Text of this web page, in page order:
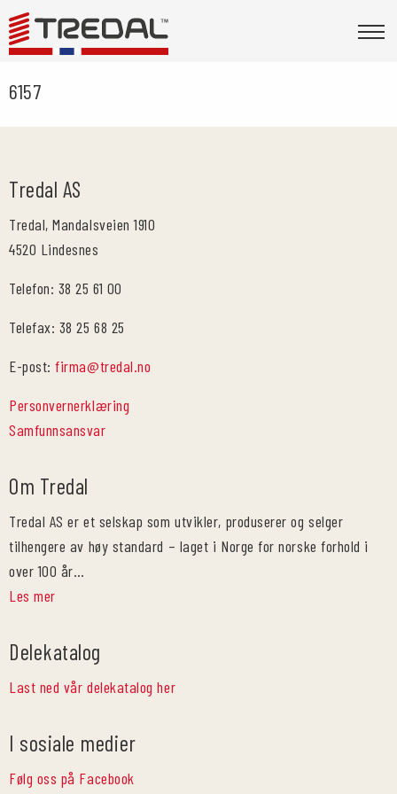
6157
Tredal AS
Tredal, Mandalsveien 1910
4520 Lindesnes
Telefon: 38 25 61 00
Telefax: 38 25 68 25
E-post:firma@tredal.no
Personvernerklæring
Samfunnsansvar
Om Tredal
Tredal AS er et selskap som utvikler, produserer og selger
tilhengere av høy standard – laget i Norge for norske forhold i
over 100 år…
Les mer
Delekatalog
Last ned vår delekatalog her
I sosiale medier
Følg oss på Facebook